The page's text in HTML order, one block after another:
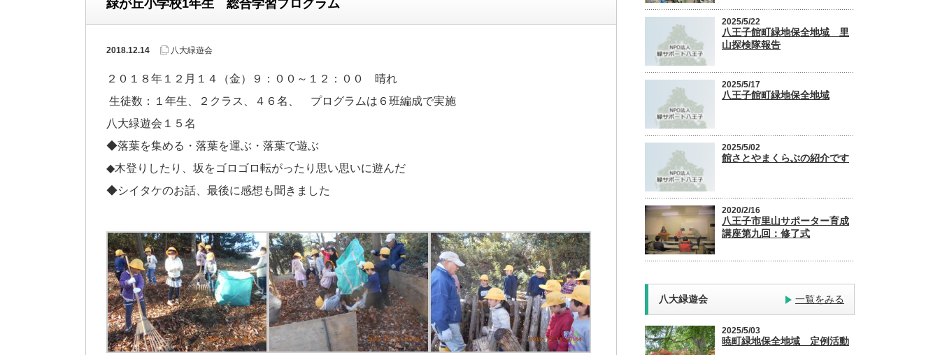
緑が丘小学校1年生 総合学習プログラム
2018.12.14 八大緑遊会
２０１８年１２月１４（金）９：００～１２：００ 晴れ
生徒数：１年生、２クラス、４６名、 プログラムは６班編成で実施
八大緑遊会１５名
◆落葉を集める・落葉を運ぶ・落葉で遊ぶ
◆木登りしたり、坂をゴロゴロ転がったり思い思いに遊んだ
◆シイタケのお話、最後に感想も聞きました
2025/5/22
八王子館町緑地保全地域 里
山探検隊報告
2025/5/17
八王子館町緑地保全地域
2025/5/02
館さとやまくらぶの紹介です
2020/2/16
八王子市里山サポーター育成
講座第九回：修了式
八大緑遊会 一覧をみる
2025/5/03
暁町緑地保全地域 定例活動